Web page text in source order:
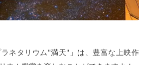
ラネタリウム"満天"」は、豊富な上映作